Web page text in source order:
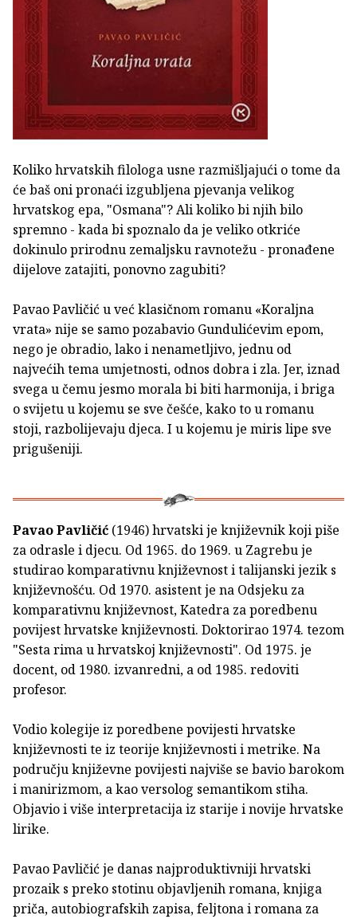
Koliko hrvatskih filologa usne razmišljajući o tome da
će baš oni pronaći izgubljena pjevanja velikog
hrvatskog epa, "Osmana"? Ali koliko bi njih bilo
spremno - kada bi spoznalo da je veliko otkriće
dokinulo prirodnu zemaljsku ravnotežu - pronađene
dijelove zatajiti, ponovno zagubiti?
Pavao Pavličić u već klasičnom romanu «Koraljna
vrata» nije se samo pozabavio Gundulićevim epom,
nego je obradio, lako i nenametljivo, jednu od
najvećih tema umjetnosti, odnos dobra i zla. Jer, iznad
svega u čemu jesmo morala bi biti harmonija, i briga
o svijetu u kojemu se sve češće, kako to u romanu
stoji, razbolijevaju djeca. I u kojemu je miris lipe sve
prigušeniji.
Pavao Pavličić (1946) hrvatski je književnik koji piše
za odrasle i djecu. Od 1965. do 1969. u Zagrebu je
studirao komparativnu književnost i talijanski jezik s
književnošću. Od 1970. asistent je na Odsjeku za
komparativnu književnost, Katedra za poredbenu
povijest hrvatske književnosti. Doktorirao 1974. tezom
"Sesta rima u hrvatskoj književnosti". Od 1975. je
docent, od 1980. izvanredni, a od 1985. redoviti
profesor.
Vodio kolegije iz poredbene povijesti hrvatske
književnosti te iz teorije književnosti i metrike. Na
području književne povijesti najviše se bavio barokom
i manirizmom, a kao versolog semantikom stiha.
Objavio i više interpretacija iz starije i novije hrvatske
lirike.
Pavao Pavličić je danas najproduktivniji hrvatski
prozaik s preko stotinu objavljenih romana, knjiga
priča, autobiografskih zapisa, feljtona i romana za